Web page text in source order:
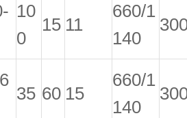
10
0
15 11
660/1
140
35 60 15
660/1
140